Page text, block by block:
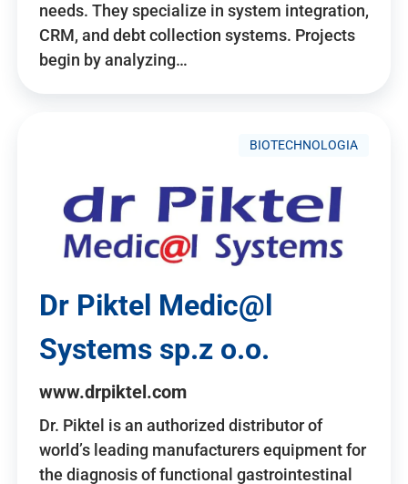
needs. They specialize in system integration,
CRM, and debt collection systems. Projects
begin by analyzing…
BIOTECHNOLOGIA
Dr Piktel Medic@l
Systems sp.z o.o.
www.drpiktel.com
Dr. Piktel is an authorized distributor of
world’s leading manufacturers equipment for
the diagnosis of functional gastrointestinal